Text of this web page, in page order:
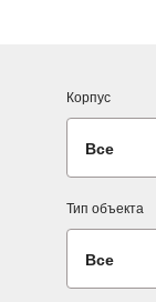
Корпус
Все
Тип объекта
Все